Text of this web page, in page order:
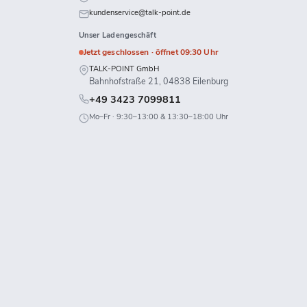
kundenservice@talk-point.de
Unser Ladengeschäft
Jetzt geschlossen · öffnet 09:30 Uhr
TALK-POINT GmbH
Bahnhofstraße 21, 04838 Eilenburg
+49 3423 7099811
Mo–Fr · 9:30–13:00 & 13:30–18:00 Uhr